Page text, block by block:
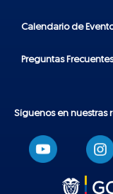
Calendario de
Preguntas Frecuentes
Síguenos en nuestras